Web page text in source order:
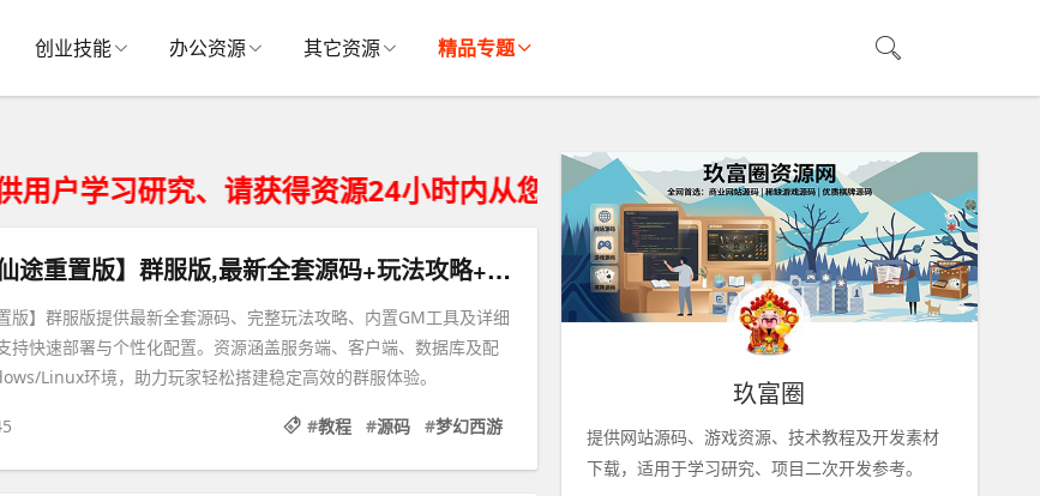
创业技能 办公资源 其它资源 精品专题
究、请获得资源24小时内从您的存储设备删除、不得违法运营。
梦幻西游【灵虚仙途重置版】群服版,最新全套源码+玩法攻略+内置GM+详细搭建教程
版】群服版提供最新全套源码、完整玩法攻略、内置GM工具及详细
持快速部署与个性化配置。资源涵盖服务端、客户端、数据库及配
Linux环境，助力玩家轻松搭建稳定高效的群服体验。
#教程 #源码 #梦幻西游
玖富圈
提供网站源码、游戏资源、技术教程及开发素材
下载，适用于学习研究、项目二次开发参考。